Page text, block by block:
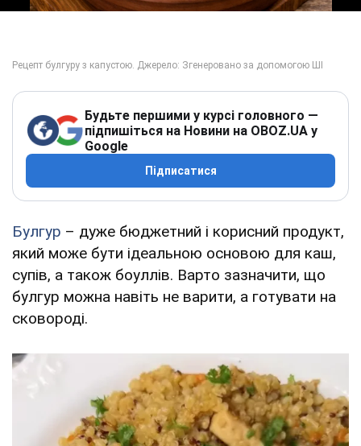
Будьте першими у курсі головного —
підпишіться на Новини на OBOZ.UA у
Google
Підписатися
Булгур – дуже бюджетний і корисний продукт,
який може бути ідеальною основою для каш,
супів, а також боуллів. Варто зазначити, що
булгур можна навіть не варити, а готувати на
сковороді.